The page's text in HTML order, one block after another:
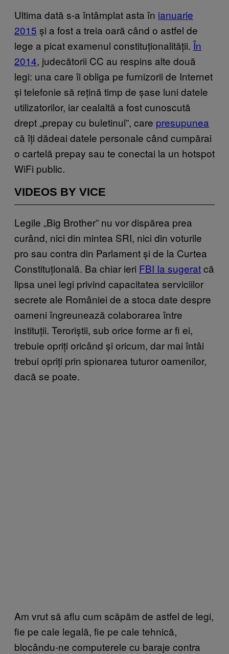
Ultima dată s-a întâmplat asta în ianuarie
2015 și a fost a treia oară când o astfel de
lege a picat examenul constituționalității. În
2014, judecătorii CC au respins alte două
legi: una care îi obliga pe furnizorii de Internet
și telefonie să rețină timp de șase luni datele
utilizatorilor, iar cealaltă a fost cunoscută
drept „prepay cu buletinul”, care presupunea
că îți dădeai datele personale când cumpărai
o cartelă prepay sau te conectai la un hotspot
WiFi public.
VIDEOS BY VICE
Legile „Big Brother” nu vor dispărea prea
curând, nici din mintea SRI, nici din voturile
pro sau contra din Parlament și de la Curtea
Constituțională. Ba chiar ieri FBI Ia sugeratcă
lipsa unei legi privind capacitatea serviciilor
secrete ale României de a stoca date despre
oameni îngreunează colaborarea între
instituții. Teroriștii, sub orice forme ar fi ei,
trebuie opriți oricând și oricum, dar mai întâi
trebui opriți prin spionarea tuturor oamenilor,
dacă se poate.
Am vrut să aflu cum scăpăm de astfel de legi,
fie pe cale legală, fie pe cale tehnică,
blocându-ne computerele cu baraje contra